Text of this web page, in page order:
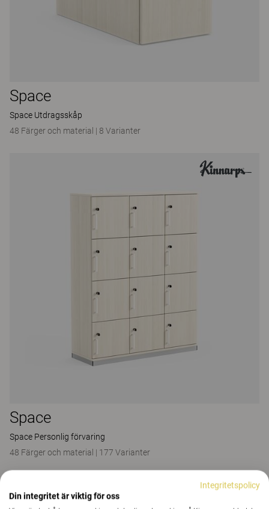
Space
Space Utdragsskåp
48 Färger och material | 8 Varianter
Space
Space Personlig förvaring
48 Färger och material | 177 Varianter
Integritetspolicy
Din integritet är viktig för oss